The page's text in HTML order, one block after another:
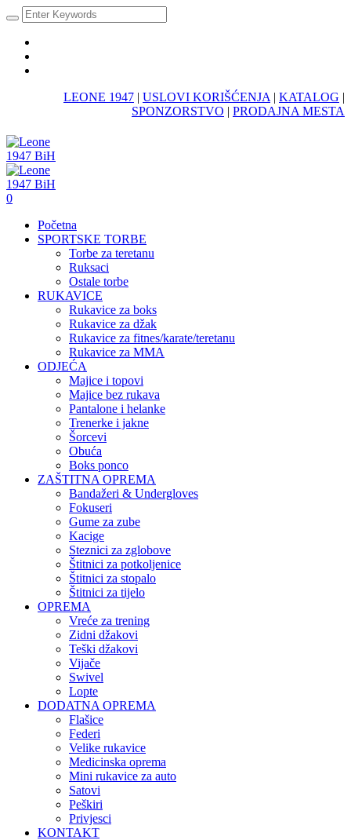
LEONE 1947 | USLOVI KORIŠĆENJA | KATALOG |
SPONZORSTVO | PRODAJNA MESTA
0
Početna
SPORTSKE TORBE
Torbe za teretanu
Ruksaci
Ostale torbe
RUKAVICE
Rukavice za boks
Rukavice za džak
Rukavice za fitnes/karate/teretanu
Rukavice za MMA
ODJEĆA
Majice i topovi
Majice bez rukava
Pantalone i helanke
Trenerke i jakne
Šorcevi
Obuća
Boks ponco
ZAŠTITNA OPREMA
Bandažeri & Undergloves
Fokuseri
Gume za zube
Kacige
Steznici za zglobove
Štitnici za potkoljenice
Štitnici za stopalo
Štitnici za tijelo
OPREMA
Vreće za trening
Zidni džakovi
Teški džakovi
Vijače
Swivel
Lopte
DODATNA OPREMA
Flašice
Federi
Velike rukavice
Medicinska oprema
Mini rukavice za auto
Satovi
Peškiri
Privjesci
KONTAKT